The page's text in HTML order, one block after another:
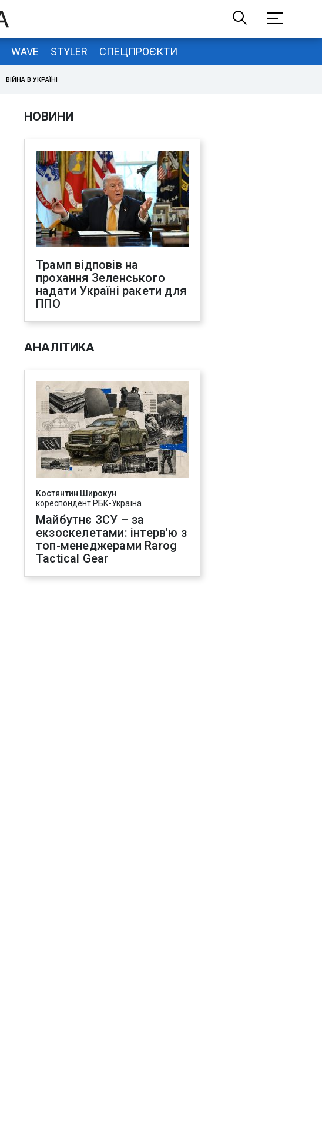
WAVE STYLER СПЕЦПРОЄКТИ
ВІЙНА В УКРАЇНІ
НОВИНИ
Трамп відповів на
прохання Зеленського
надати Україні ракети для
ППО
АНАЛІТИКА
Костянтин Широкун
кореспондент РБК-Україна
Майбутнє ЗСУ – за
екзоскелетами: інтерв'ю з
топ-менеджерами Rarog
Tactical Gear